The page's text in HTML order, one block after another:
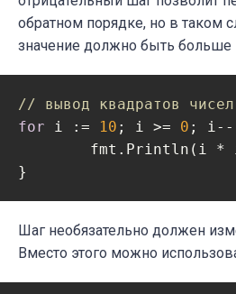
обратном порядке, но в таком
значение должно быть больше
// вывод квадратов
for i := 10 ; i >= 0 ; i--
Шаг необязательно должен
Вместо этого можно